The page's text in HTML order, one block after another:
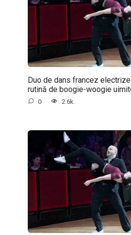
Duo de dans francez
rutină de boogie-woogie
0 2.6k.